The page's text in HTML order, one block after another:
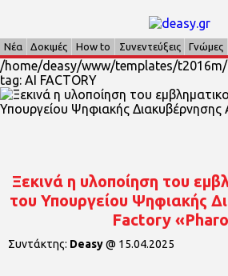
Νέα Δοκιμές How to Συνεντεύξεις Γνώμες
/home/deasy/www/templates/
tag: AI FACTORY
Ξεκινά η υλοποίηση του
του Υπουργείου Ψηφιακής
Factory
Συντάκτης: Deasy@ 15.04.2025